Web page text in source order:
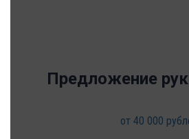
Предложение
от 40 000